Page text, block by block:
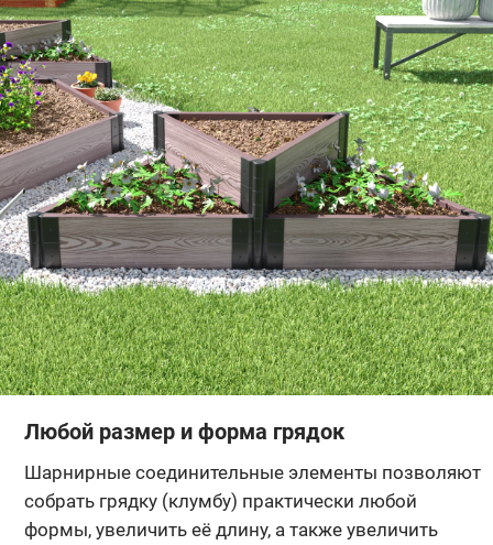
Любой размер и форма грядок
Шарнирные соединительные элементы позволяют
собрать грядку (клумбу) практически любой
формы, увеличить её длину, а также увеличить